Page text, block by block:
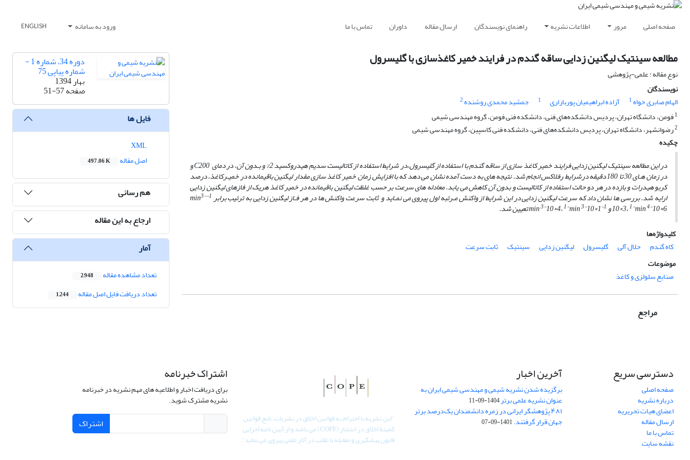
صفحه اصلی مرور اطلاعات نشریه راهنمای نویسندگان ارسال مقاله داوران تماس با ما ورود به سامانه ENGLISH
مطالعه سینتیک لیگنین زدایی ساقه گندم در فرایند خمیر کاغذسازی با گلیسرول
نوع مقاله : علمی-پژوهشی
نویسندگان
الهام صابری خواه1 آزاده ابراهیمیان پوربازاری 1 جمشید محمدی روشنده2
1فومن، دانشگاه تهران، پردیس دانشکده‌های فنی، دانشکده فنی فومن، گروه مهندسی شیمی
2رضوانشهر، دانشگاه تهران، پردیس دانشکده‌های فنی، دانشکده فنی کاسپین، گروه مهندسی شیمی
چکیده
در این مطالعه سینتیک لیگنین زدایی فرایند خمیر کاغذ سازی از ساقه گندم با استفاده از گلیسرول،در شرایط استفاده از کاتالیست سدیم هیدروکسید 2% و بـدون آن، در دمای
C200 و
در زمان‌ هـای 30 تا 180 دقیقه درشرایط رفلاکس انجام شد. نتیجه‌ های به‌ دست آمده نشان می‌ دهد که با افزایش زمان خمیر کاغذ سازی مقدار لیگنین باقیمانده در خمیـرکاغذ، درصد
کربو هیدرات و بازدهدر هر دو حالت استفاده از کاتالیست و بدون آن کاهش می ‌یابد. معادله‌ های سرعت بر حسب غلظت لیگنین باقیمانده در خمیر کاغذ هریک از فازهای لیگنین زدایی
ارایه شد. بررسی‌ ها نشان داد که سرعت لیگنین زدایی در این شرایط از واکنش مـرتبه اول پیروی می‌ نمـاید و ثابت سرعت واکنش‌ ها در هر فـاز لیگنین زدایی به ‌ترتیب برابر 1-
min3-
10×3،1-min4-10×6 و 1-
min3-10×4،1-min3-10×1
تعیین شد.
کلیدواژه‌ها
کاه گندم
حلال آلی گلیسرول لیگنین زدایی سینتیک
ثابت سرعت
موضوعات
صنایع سلولزی و کاغذ
مراجع
دوره 34، شماره 1 -
شماره پیاپی 75
بهار 1394
صفحه51-57
فایل ها
اصل مقاله
497.06 K
هم رسانی
ارجاع به این مقاله
آمار
تعداد مشاهده مقاله 2,948
تعداد دریافت فایل اصل مقاله 1,244
دسترسی سریع
صفحه اصلی
درباره نشریه
اعضای هیات تحریریه
ارسال مقاله
تماس با ما
نقشه سایت
آخرین اخبار
برگزیده شدن نشریه شیمی و مهندسی شیمی ایران به
عنوان نشریه علمی برتر1404-09-11
۴۸۱ پژوهشگر ایرانی در زمره دانشمندان یک‌درصد برتر
جهان قرار گرفتند.1401-09-07
"این نشریه با احترام به قوانین اخلاق در نشریات، تابع قوانین
کمیتۀ اخلاق در انتشار (COPE) می باشد و از آیین نامه اجرایی
قانون پیشگیری و مقابله با تقلب در آثار علمی پیروی می نماید".
اشتراک خبرنامه
برای دریافت اخبار و اطلاعیه های مهم نشریه در خبرنامه
نشریه مشترک شوید.
اشتراک